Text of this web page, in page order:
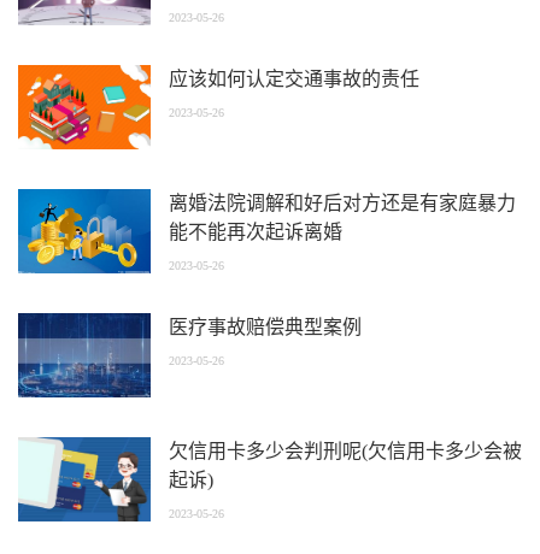
2023-05-26
应该如何认定交通事故的责任
2023-05-26
离婚法院调解和好后对方还是有家庭暴力
能不能再次起诉离婚
2023-05-26
医疗事故赔偿典型案例
2023-05-26
欠信用卡多少会判刑呢(欠信用卡多少会被
起诉)
2023-05-26